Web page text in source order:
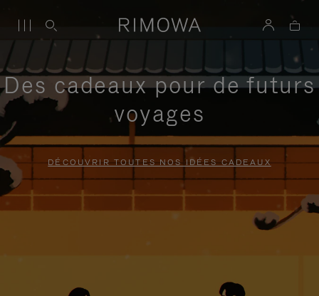
Des cadeaux pour de futurs
voyages
DÉCOUVRIR TOUTES NOS IDÉES CADEAUX